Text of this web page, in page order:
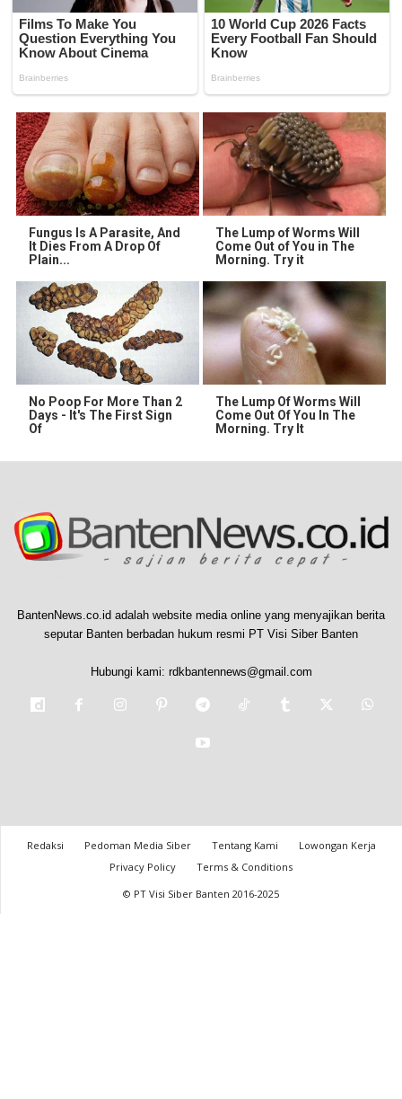
Fungus Is A Parasite, And
It Dies From A Drop Of
Plain...
The Lump of Worms Will
Come Out of You in The
Morning. Try it
No Poop For More Than 2
Days - It's The First Sign
Of
The Lump Of Worms Will
Come Out Of You In The
Morning. Try It
BantenNews.co.id adalah website media online yang menyajikan berita
seputar Banten berbadan hukum resmi PT Visi Siber Banten
Hubungi kami: rdkbantennews@gmail.com
Redaksi Pedoman Media Siber Tentang Kami
Lowongan Kerja
Privacy Policy
Terms & Conditions
© PT Visi Siber Banten 2016-2025